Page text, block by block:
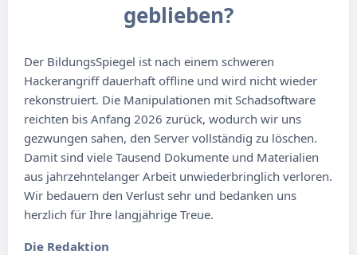
geblieben?
Der BildungsSpiegel ist nach einem schweren
Hackerangriff dauerhaft offline und wird nicht wieder
rekonstruiert. Die Manipulationen mit Schadsoftware
reichten bis Anfang 2026 zurück, wodurch wir uns
gezwungen sahen, den Server vollständig zu löschen.
Damit sind viele Tausend Dokumente und Materialien
aus jahrzehntelanger Arbeit unwiederbringlich verloren.
Wir bedauern den Verlust sehr und bedanken uns
herzlich für Ihre langjährige Treue.
Die Redaktion